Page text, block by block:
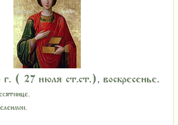
( 27 июля ст.ст.), воскресенье.